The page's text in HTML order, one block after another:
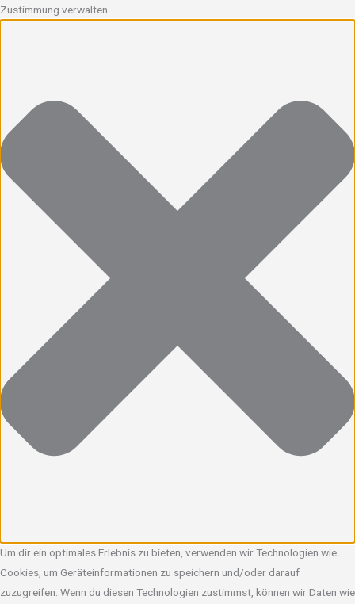
Zustimmung verwalten
Um dir ein optimales Erlebnis zu bieten, verwenden wir Technologien wie
Cookies, um Geräteinformationen zu speichern und/oder darauf
zuzugreifen. Wenn du diesen Technologien zustimmst, können wir Daten wie